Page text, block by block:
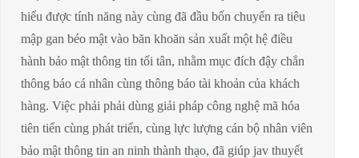
hiểu được tính năng này cùng đã đầu bốn chuyển ra tiêu
mập gan béo mật vào băn khoăn sản xuất một hệ điều
hành bảo mật thông tin tối tân, nhằm mục đích đậy chắn
thông báo cá nhân cùng thông báo tài khoản của khách
hàng. Việc phải phải dùng giải pháp công nghệ mã hóa
tiên tiến cùng phát triển, cùng lực lượng cán bộ nhân viên
bảo mật thông tin an ninh thành thạo, đã giúp jav thuyết